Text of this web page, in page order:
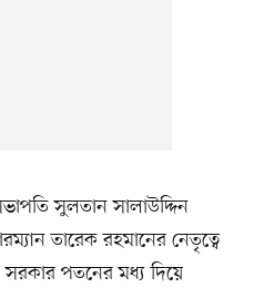
সুলতান সালাউদ্দিন
তারেক রহমানের নেতৃত্বে
পতনের মধ্য দিয়ে